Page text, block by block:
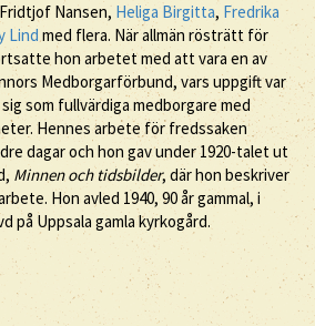
Nansen, Heliga Birgitta, Fredrika
Lindmed flera. När allmän rösträtt för
hon arbetet med att vara en av
Medborgarförbund, vars uppgift var
som fullvärdiga medborgare med
Hennes arbete för fredssaken
dagar och hon gav under 1920-talet ut
Minnen och tidsbilder, där hon beskriver
Hon avled 1940, 90 år gammal, i
på Uppsala gamla kyrkogård.